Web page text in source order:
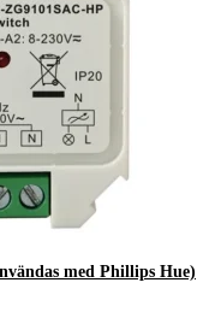
med Phillips Hue)